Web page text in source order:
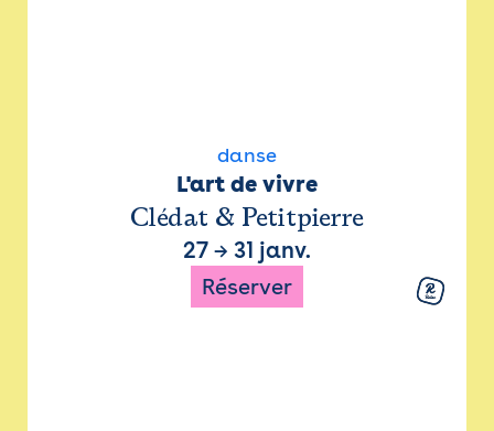
danse
L'art de vivre
Clédat & Petitpierre
27 → 31 janv.
Réserver